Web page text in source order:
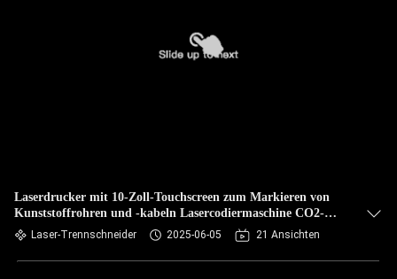
Laserdrucker mit 10-Zoll-Touchscreen zum Markieren von
Kunststoffrohren und -kabeln Lasercodiermaschine CO2-
Laserdrucker
Laser-Trennschneider 2025-06-05 21 Ansichten